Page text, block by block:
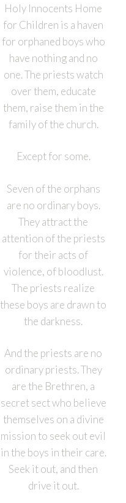
Holy Innocents Home
for Children is a haven
for orphaned boys who
have nothing and no
one. The priests watch
over them, educate
them, raise them in the
family of the church.
Except for some.
Seven of the orphans
are no ordinary boys.
They attract the
attention of the priests
for their acts of
violence, of bloodlust.
The priests realize
these boys are drawn to
the darkness.
And the priests are no
ordinary priests. They
are the Brethren, a
secret sect who believe
themselves on a divine
mission to seek out evil
in the boys in their care.
Seek it out, and then
drive it out.